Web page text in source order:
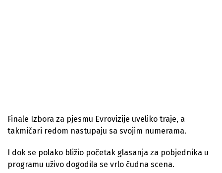
Finale Izbora za pjesmu Evrovizije uveliko traje, a
takmičari redom nastupaju sa svojim numerama.
I dok se polako bližio početak glasanja za pobjednika u
programu uživo dogodila se vrlo čudna scena.